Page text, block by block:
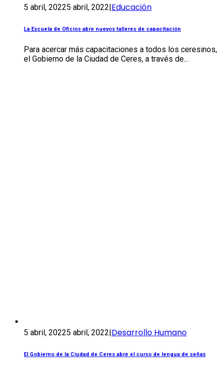
5 abril, 20225 abril, 2022|Educación
La Escuela de Oficios abre nuevos talleres de capacitación
Para acercar más capacitaciones a todos los ceresinos,
el Gobierno de la Ciudad de Ceres, a través de...
5 abril, 20225 abril, 2022|Desarrollo Humano
El Gobierno de la Ciudad de Ceres abre el curso de lengua de señas